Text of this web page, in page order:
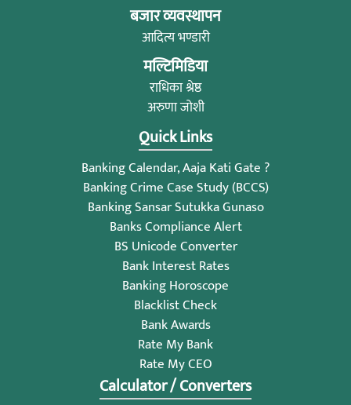
बजार व्यवस्थापन
आदित्य भण्डारी
मल्टिमिडिया
राधिका श्रेष्ठ
अरुणा जोशी
Quick Links
Banking Calendar, Aaja Kati Gate ?
Banking Crime Case Study (BCCS)
Banking Sansar Sutukka Gunaso
Banks Compliance Alert
BS Unicode Converter
Bank Interest Rates
Banking Horoscope
Blacklist Check
Bank Awards
Rate My Bank
Rate My CEO
Calculator / Converters